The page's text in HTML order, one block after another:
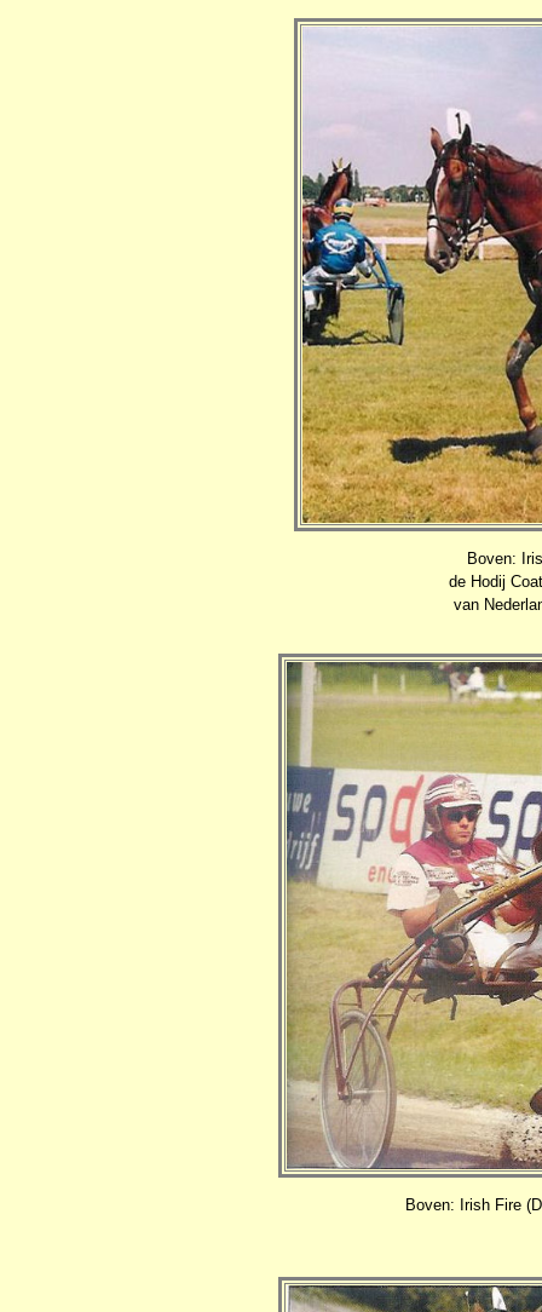
Boven:
de Hodij
van
Boven: Irish Fire